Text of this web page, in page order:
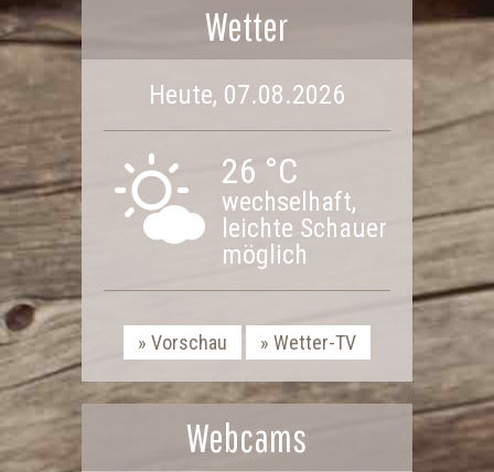
Wetter
Heute, 07.08.2026
26 °C
wechselhaft,
leichte Schauer
möglich
Vorschau Wetter-TV
Webcams